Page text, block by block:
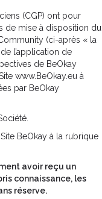
(CGP) ont pour
de mise à disposition du
(ci-après « la
l’application de
de BeOkay
www.BeOkay.eu à
par BeOkay
BeOkay à la rubrique
avoir reçu un
connaissance, les
réserve.